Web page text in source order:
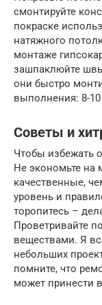
смонтируйте
покраске
натяжного
монтаже
зашпаклюйте
они быстро
выполнения: 8-10
Советы и
Чтобы избежать
Не экономьте на
качественные,
уровень и
торопитесь –
Проветривайте
веществами. Я
небольших
помните, что
может принести